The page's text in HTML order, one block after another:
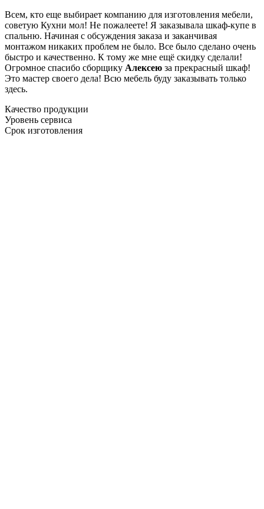
Всем, кто еще выбирает компанию для изготовления мебели,
советую Кухни мол! Не пожалеете! Я заказывала шкаф-купе в
спальню. Начиная с обсуждения заказа и заканчивая
монтажом никаких проблем не было. Все было сделано очень
быстро и качественно. К тому же мне ещё скидку сделали!
Огромное спасибо сборщику Алексею за прекрасный шкаф!
Это мастер своего дела! Всю мебель буду заказывать только
здесь.
Качество продукции
Уровень сервиса
Срок изготовления